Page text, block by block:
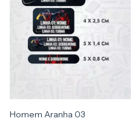
Homem Aranha 03